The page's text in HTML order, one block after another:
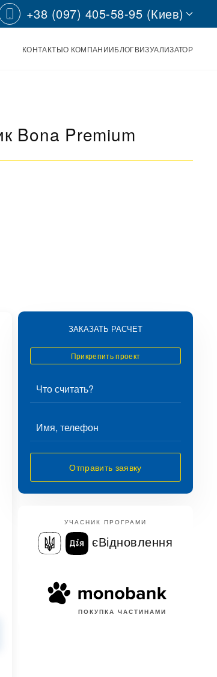
+38 (097) 405-58-95 (Киев)
КОНТАКТЫО КОМПАНИИБЛОГВИЗУАЛИЗАТОР
Bona Premium
ЗАКАЗАТЬ РАСЧЕТ
Прикрепить проект
Отправить заявку
УЧАСНИК ПРОГРАМИ
єВідновлення
ПОКУПКА ЧАСТИНАМИ